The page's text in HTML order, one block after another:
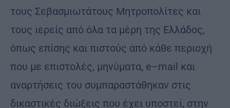
τους Σεβασμιωτάτους Μητροπολίτες και
τους ιερείς από όλα τα μέρη της Ελλάδος,
όπως επίσης και πιστούς από κάθε περιοχή
που με επιστολές, μηνύματα, e–mail και
αναρτήσεις του συμπαραστάθηκαν στις
δικαστικές διώξεις που έχει υποστεί, στην